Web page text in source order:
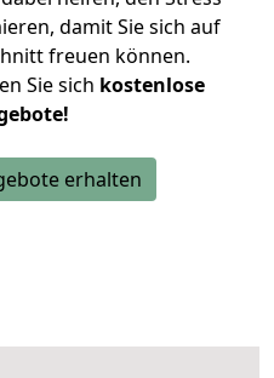
damit Sie sich auf
freuen können.
Sie sich kostenlose
erhalten